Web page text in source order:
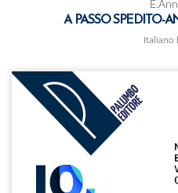
A PASSO SPEDITO-
Italiano